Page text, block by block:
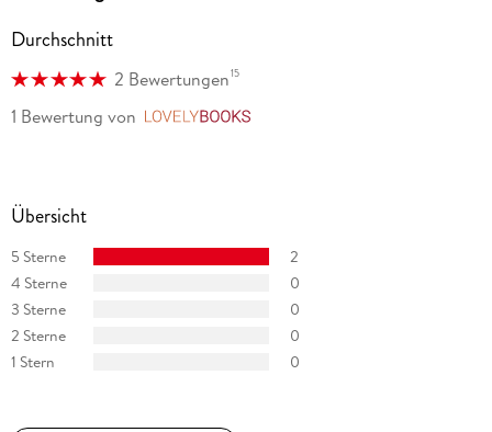
Durchschnitt
2 Bewertungen15
1 Bewertung von
Übersicht
5 Sterne
2
4 Sterne
0
3 Sterne
0
2 Sterne
0
1 Stern
0